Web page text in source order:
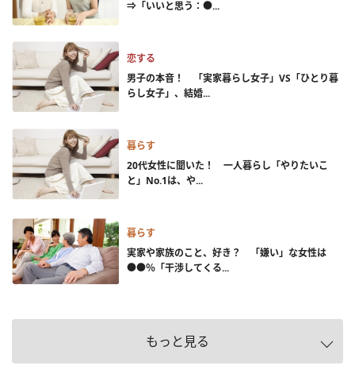
⇒「いいと思う：●...
恋する
男子の本音！ 「実家暮らし女子」VS「ひとり暮
らし女子」、結婚...
暮らす
20代女性に聞いた！ 一人暮らし「やりたいこ
と」No.1は、や...
暮らす
実家や家族のこと、好き？ 「嫌い」な女性は
●●％「干渉してくる...
もっと見る